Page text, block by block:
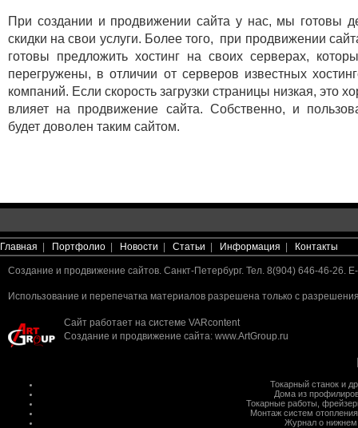
При создании и продвижении сайта у нас, мы готовы
скидки на свои услуги. Более того, при продвижении
готовы предложить хостинг на своих серверах,
перегружены, в отличии от серверов известных
компаний. Если скорость загрузки страницы низкая, это
влияет на продвижение сайта. Собственно, и
будет доволен таким сайтом.
Главная Портфолио Новости Статьи Информация Контакты
Создание и продвижение сайтов. Санкт-Петербург. Тел. 8(904) 646-46-26.
Использование и перепечатка материалов разрешена только с
Сайт работает на системе VARcontent
Создание и продвижение сайта: www.ArtGroup.ru
Токарный станок и
Дома из
Токарные работы
Монтаж систем отопления
Журнал о нижнем